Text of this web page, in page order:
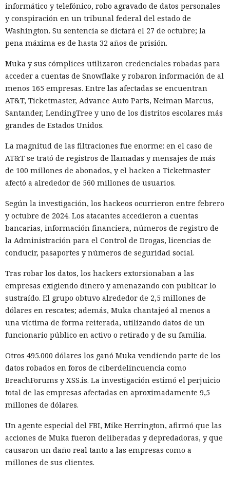
vulnerabilidades ni precisó qué medidas podrían seguir en
caso de detectarse incumplimientos.
La decisión se produjo en medio del empeoramiento de las
Washington, que ponen en peligro la frágil tregua
alcanzada en las últimas cumbres bilaterales. El día
anterior, el Ministerio de Comercio de China anunció
nuevas restricciones contra empresas estadounidenses y la
exportación de drones a EE. UU., calificándolas como
respuesta a las recientes medidas de Washington contra el
regulador no precisó si estas acciones están relacionadas
con la revisión a Palo Alto.
La presión sobre la compañía no es nueva: ya en enero se
software de más de una decena de desarrolladores
estadounidenses e israelíes de soluciones de
ciberseguridad, incluida Palo Alto Networks. Esta última,
por cierto, se especializa en protección de redes y en la
nube, y tiene oficinas en Pekín, Shanghái, Cantón,
Shenzhen y Macao.
Un escenario similar ya se desarrolló con el fabricante de
chips de memoria Micron Technology. En 2023, la
Administración del Ciberespacio de China determinó que
los productos de la compañía no superaron la revisión y
prohibió a los operadores de infraestructura crítica del país
su adquisición. Como resultado, Micron no pudo restablecer
su negocio y en otoño de 2025 suspendió por completo las
entregas de chips para servidores a los centros de datos
chinos, conservando ventas solo en los sectores automotriz
y móvil.
Así, el enfrentamiento tecnológico entre ambos países hace
tiempo que ha superado el marco de aranceles recíprocos y
restricciones a la exportación — ahora están en la mira
empresas concretas y su reputación en mercados
informático y telefónico, robo agravado de datos personales
y conspiración en un tribunal federal del estado de
Washington. Su sentencia se dictará el 27 de octubre; la
pena máxima es de hasta 32 años de prisión.
Muka y sus cómplices utilizaron credenciales robadas para
acceder a cuentas de Snowflake y robaron información de al
menos 165 empresas. Entre las afectadas se encuentran
AT&T, Ticketmaster, Advance Auto Parts, Neiman Marcus,
Santander, LendingTree y uno de los distritos escolares más
grandes de Estados Unidos.
La magnitud de las filtraciones fue enorme: en el caso de
AT&T se trató de registros de llamadas y mensajes de más
de 100 millones de abonados, y el hackeo a Ticketmaster
afectó a alrededor de 560 millones de usuarios.
Según la investigación, los hackeos ocurrieron entre febrero
y octubre de 2024. Los atacantes accedieron a cuentas
bancarias, información financiera, números de registro de
la Administración para el Control de Drogas, licencias de
conducir, pasaportes y números de seguridad social.
Tras robar los datos, los hackers extorsionaban a las
empresas exigiendo dinero y amenazando con publicar lo
sustraído. El grupo obtuvo alrededor de 2,5 millones de
dólares en rescates; además, Muka chantajeó al menos a
una víctima de forma reiterada, utilizando datos de un
funcionario público en activo o retirado y de su familia.
Otros 495.000 dólares los ganó Muka vendiendo parte de los
datos robados en foros de ciberdelincuencia como
BreachForums y XSS.is. La investigación estimó el perjuicio
total de las empresas afectadas en aproximadamente 9,5
millones de dólares.
Un agente especial del FBI, Mike Herrington, afirmó que las
acciones de Muka fueron deliberadas y depredadoras, y que
causaron un daño real tanto a las empresas como a
millones de sus clientes.